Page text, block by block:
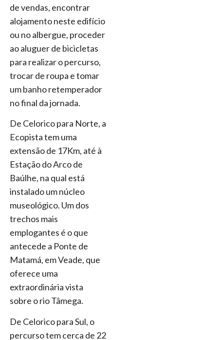
de vendas, encontrar
alojamento neste edifício
ou no albergue, proceder
ao aluguer de bicicletas
para realizar o percurso,
trocar de roupa e tomar
um banho retemperador
no final da jornada.
De Celorico para Norte, a
Ecopista tem uma
extensão de 17Km, até à
Estação do Arco de
Baúlhe, na qual está
instalado um núcleo
museológico. Um dos
trechos mais
emplogantes é o que
antecede a Ponte de
Matamá, em Veade, que
oferece uma
extraordinária vista
sobre o rio Tâmega.
De Celorico para Sul, o
percurso tem cerca de 22